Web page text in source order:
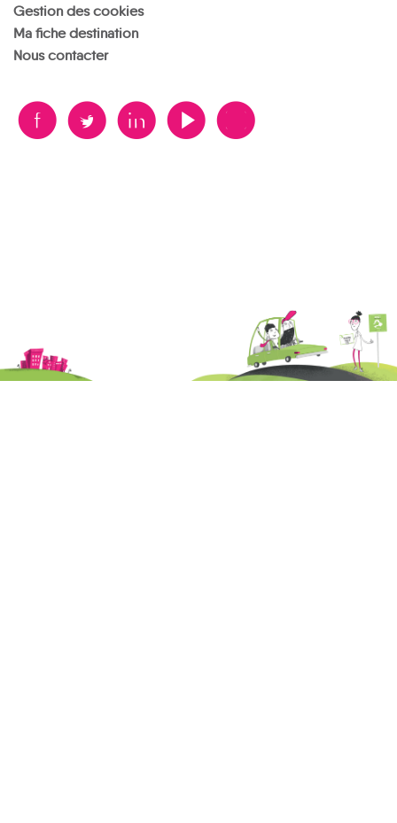
Gestion des cookies
Ma fiche destination
Nous contacter
B A D F V